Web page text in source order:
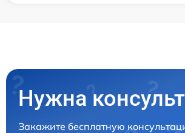
Нужна
Закажите бесплатную